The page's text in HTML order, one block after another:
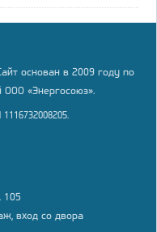
основан в 2009 году по
«Энергосоюз».
105
вход со двора